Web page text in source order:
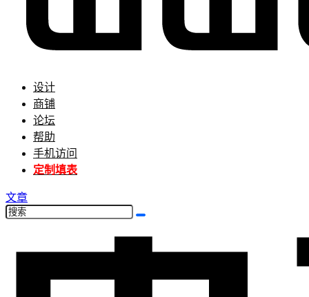
设计
商铺
论坛
帮助
手机访问
定制填表
文章